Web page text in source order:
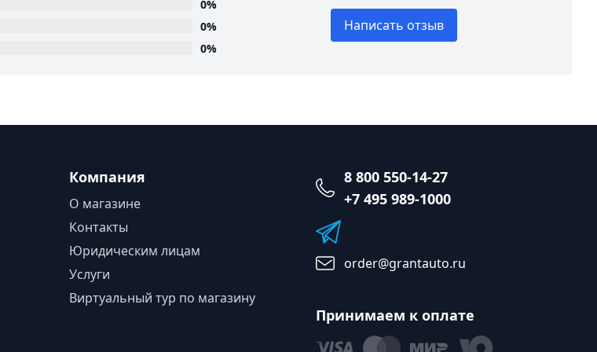
0%
0%
0%
Написать отзыв
Компания
О магазине
Контакты
Юридическим лицам
Услуги
Виртуальный тур по магазину
8 800 550-14-27
+7 495 989-1000
order@grantauto.ru
Принимаем к оплате